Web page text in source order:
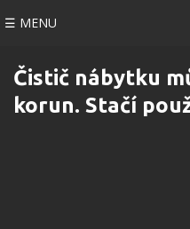
☰ MENU
Čistič nábytku
korun. Stačí